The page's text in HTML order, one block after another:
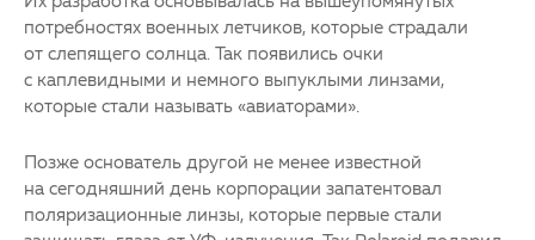
потребностях военных летчиков, которые страдали
от слепящего солнца. Так появились очки
с каплевидными и немного выпуклыми линзами,
которые стали называть «авиаторами».
Позже основатель другой не менее известной
на сегодняшний день корпорации запатентовал
поляризационные линзы, которые первые стали